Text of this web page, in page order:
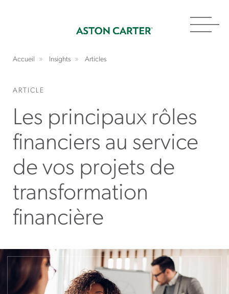
Accueil Insights Articles
ARTICLE
Les principaux rôles
financiers au service
de vos projets de
transformation
financière